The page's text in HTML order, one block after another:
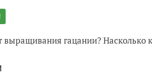
выращивания гацании? Насколько